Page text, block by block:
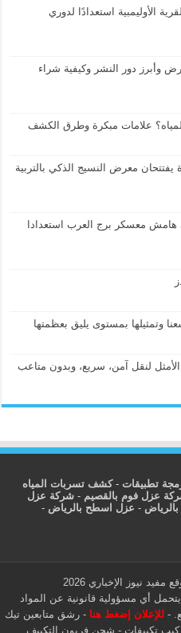
الأوليمبية استعدادًا لدوري
وأبرز دور النشر وكيفية شراء
علامات مبكرة وطرق الكشف
معرض النسيج الذكي بالتربية
هامش معسكر برج العرب استعدادا
وتمثيلها بمستوى يليق بعظمتها
لنقل آمن، سريع، وبدون متاعب
تطبيقات -كشف تسربات المياه
عزل فوم بالقصيم -شركة عزل
- عزل اسطح بالرياض -
نيوز الإخباري 2026
أي مسؤولية قانونية عن المواد
- للإعلان إضغط هنا - رشق متابعين تيك
تكييفات - شحن فريون التكييف